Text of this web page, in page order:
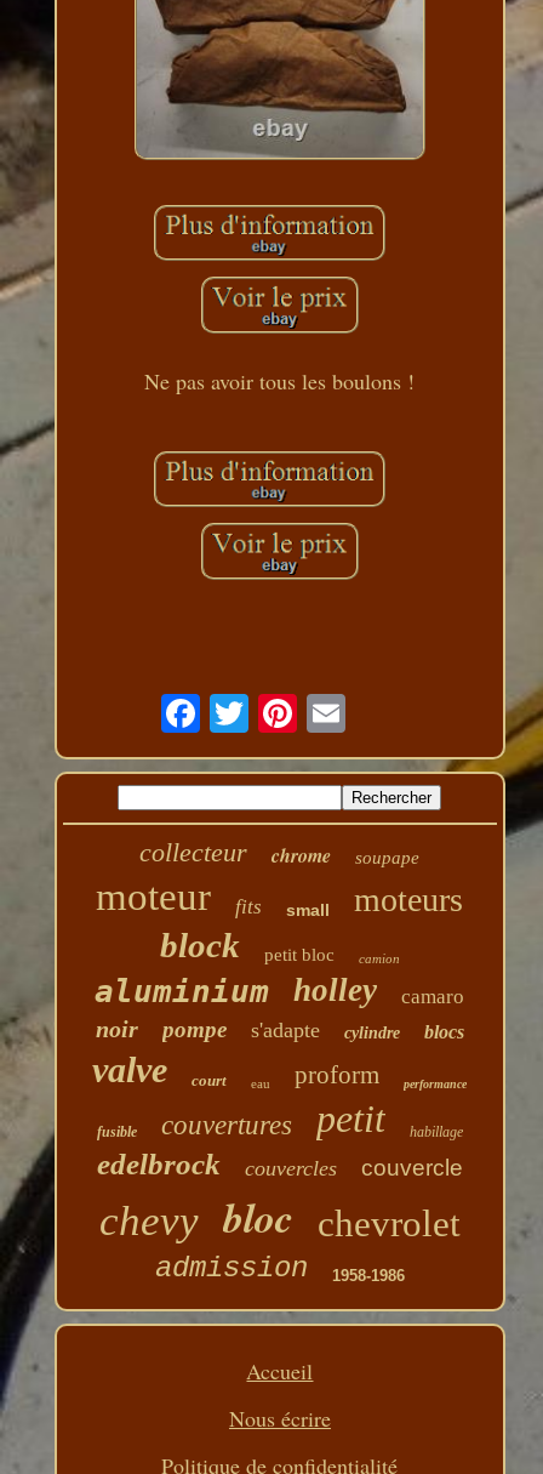
Ne pas avoir tous les boulons !
collecteur chrome soupape
moteur fits small moteurs
block petit bloc camion
aluminium holley camaro
noir pompe s'adapte cylindre blocs
valve court eau proform performance
fusible couvertures petit habillage
edelbrock couvercles couvercle
chevy bloc chevrolet
admission 1958-1986
Accueil
Nous écrire
Politique de confidentialité